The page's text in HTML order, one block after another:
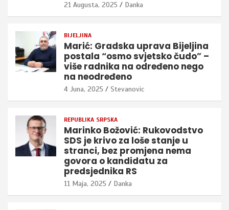
21 Augusta, 2025 Danka
BIJELJINA
Marić: Gradska uprava Bijeljina
postala “osmo svjetsko čudo” –
više radnika na određeno nego
na neodređeno
4 Juna, 2025 Stevanovic
REPUBLIKA SRPSKA
Marinko Božović: Rukovodstvo
SDS je krivo za loše stanje u
stranci, bez promjena nema
govora o kandidatu za
predsjednika RS
11 Maja, 2025 Danka